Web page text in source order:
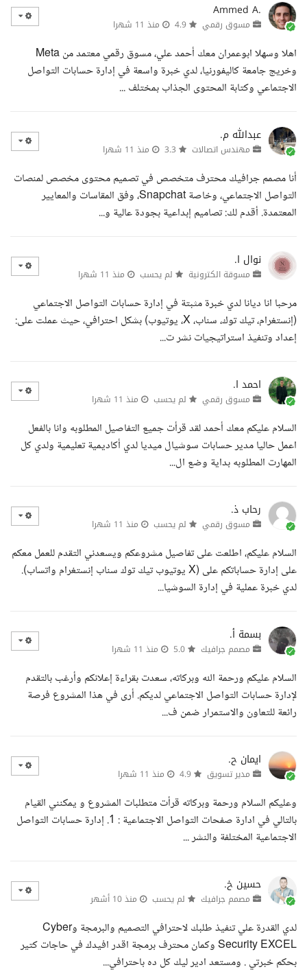
Ammed A.
مسوق رقمي منذ 11 شهرا
اهلا وسهلا ابوعمران معك أحمد علي، مسوق رقمي معتمد من Meta
وخريج جامعة كاليفورنيا، لدي خبرة واسعة في إدارة حسابات التواصل
الاجتماعي وكتابة المحتوى الجذاب بمختلف ...
عبدالله م.
مهندس اتصالات منذ 11 شهرا
أنا مصمم جرافيك محترف متخصص في تصميم محتوى مخصص لمنصات
التواصل الاجتماعي، وخاصة Snapchat، وفق المقاسات والمعايير
المعتمدة. أقدم لك: تصاميم إبداعية بجودة عالية و...
نوال ا.
مسوقة الكترونية لم يحسب منذ 11 شهرا
مرحبا انا ديانا لدي خبرة مثبتة في إدارة حسابات التواصل الاجتماعي
(إنستغرام، تيك توك، سناب، X، يوتيوب) بشكل احترافي، حيث عملت على:
إعداد وتنفيذ استراتيجيات نشر ت...
احمد ا.
مسوق رقمي لم يحسب منذ 11 شهرا
السلام عليكم معك أحمد لقد قرأت جميع التفاصيل المطلوبه وانا بالفعل
اعمل حاليا مدير حسابات سوشيال ميديا لدي أكاديمية تعليمية ولدي كل
المهارت المطلوبه بداية وضع ال...
رحاب ذ.
مسوق رقمي لم يحسب منذ 11 شهرا
السلام عليكم، اطلعت على تفاصيل مشروعكم ويسعدني التقدم للعمل معكم
على إدارة حساباتكم على (X يوتيوب تيك توك سناب إنستغرام واتساب).
لدي خبرة عملية في إدارة السوشيا...
بسمة أ.
مصمم جرافيك منذ 11 شهرا
السلام عليكم ورحمة الله وبركاته، سعدت بقراءة إعلانكم وأرغب بالتقدم
لإدارة حسابات التواصل الاجتماعي لديكم. أرى في هذا المشروع فرصة
رائعة للتعاون والاستمرار ضمن ف...
ايمان ح.
مدير تسويق منذ 11 شهرا
وعليكم السلام ورحمة وبركاته قرأت متطلبات المشروع و يمكنني القيام
بالتالي في ادارة صفحات التواصل الاجتماعية : 1. إدارة حسابات التواصل
الاجتماعية المختلفة والنشر ...
حسين خ.
مصمم جرافيك لم يحسب منذ 10 أشهر
لدي القدرة علي تنفيذ طلبك لاحترافي التصميم والبرمجة وCyber
Security EXCEL وكمان محترف برمجة اقدر افيدك في حاجات كتير
بحكم خبرتي . ومستعد ادير ليك كل ده باحترافي...